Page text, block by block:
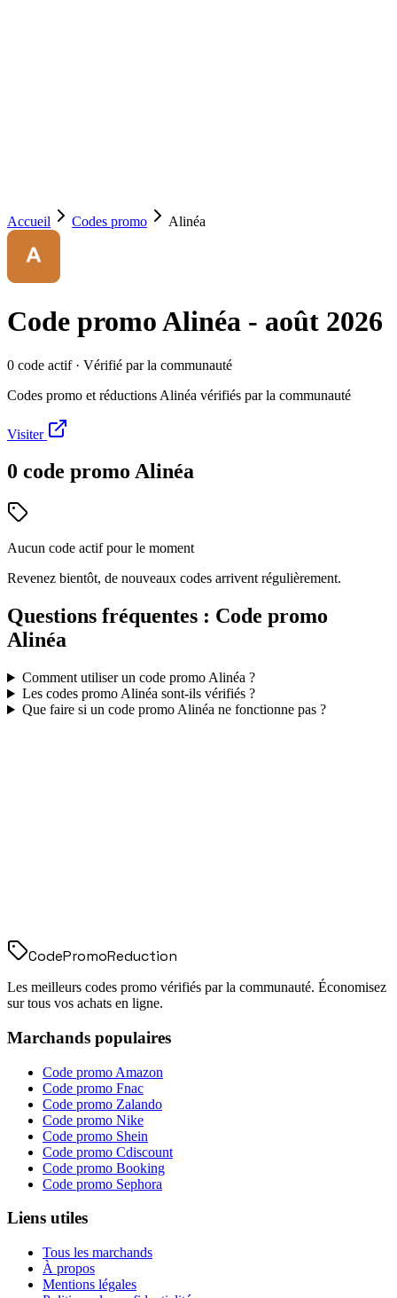
Accueil Codes promo Alinéa
Code promoAlinéa - août 2026
0 code actif· Vérifié par la communauté
Codes promo et réductions Alinéa vérifiés par la communauté
Visiter
0 code promo Alinéa
Aucun code actif pour le moment
Revenez bientôt, de nouveaux codes arrivent régulièrement.
Questions fréquentes : Code promo
Alinéa
Comment utiliser un code promo Alinéa ?
Les codes promo Alinéa sont-ils vérifiés ?
Que faire si un code promo Alinéa ne fonctionne pas ?
CodePromoReduction
Les meilleurs codes promo vérifiés par la communauté. Économisez
sur tous vos achats en ligne.
Marchands populaires
Code promo Amazon
Code promo Fnac
Code promo Zalando
Code promo Nike
Code promo Shein
Code promo Cdiscount
Code promo Booking
Code promo Sephora
Liens utiles
Tous les marchands
À propos
Mentions légales